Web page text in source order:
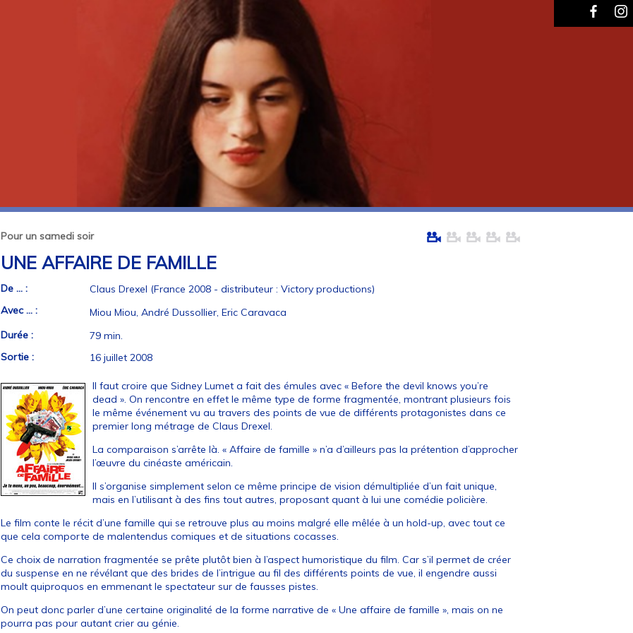
Pour un samedi soir
UNE AFFAIRE DE FAMILLE
De ... :
Claus Drexel (France 2008 - distributeur : Victory productions)
Avec ... :
Miou Miou, André Dussollier, Eric Caravaca
Durée :
79 min.
Sortie :
16 juillet 2008
Il faut croire que Sidney Lumet a fait des émules avec « Before the devil knows you’re
dead ». On rencontre en effet le même type de forme fragmentée, montrant plusieurs fois
le même événement vu au travers des points de vue de différents protagonistes dans ce
premier long métrage de Claus Drexel.
La comparaison s’arrête là. « Affaire de famille » n’a d’ailleurs pas la prétention d’approcher
l’œuvre du cinéaste américain.
Il s’organise simplement selon ce même principe de vision démultipliée d’un fait unique,
mais en l’utilisant à des fins tout autres, proposant quant à lui une comédie policière.
Le film conte le récit d’une famille qui se retrouve plus au moins malgré elle mêlée à un hold-up, avec tout ce
que cela comporte de malentendus comiques et de situations cocasses.
Ce choix de narration fragmentée se prête plutôt bien à l’aspect humoristique du film. Car s’il permet de créer
du suspense en ne révélant que des brides de l’intrigue au fil des différents points de vue, il engendre aussi
moult quiproquos en emmenant le spectateur sur de fausses pistes.
On peut donc parler d’une certaine originalité de la forme narrative de « Une affaire de famille », mais on ne
pourra pas pour autant crier au génie.